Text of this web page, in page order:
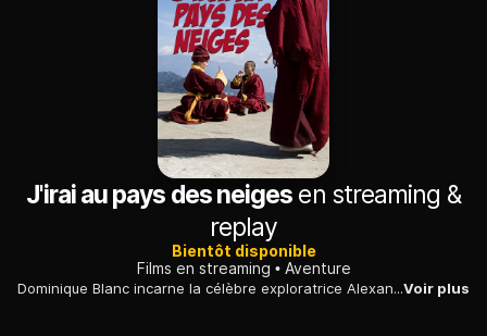
J'irai au pays des neiges en streaming &
replay
Bientôt disponible
Films en streaming
Aventure
Dominique Blanc incarne la célèbre exploratrice Alexandra David-Néel, première Européenne à pénétrer à Lhassa, la capitale du Tibet, dans les années 1920.Voir plus